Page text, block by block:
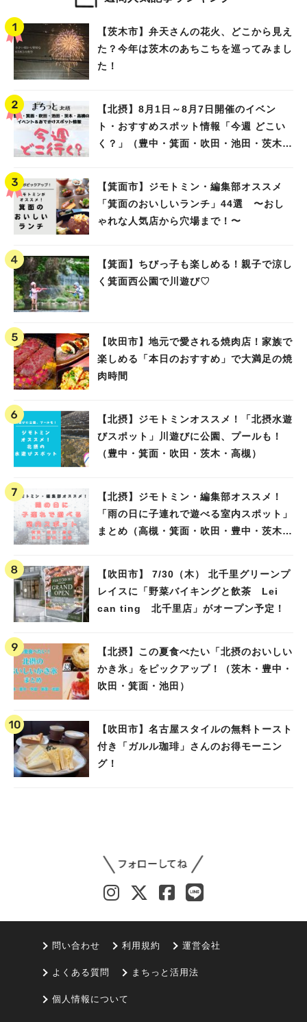
【茨木市】弁天さんの花火、どこから見え
た？今年は茨木のあちこちを巡ってみまし
た！
【北摂】8月1日～8月7日開催のイベン
ト・おすすめスポット情報「今週 どこい
く？」（豊中・箕面・吹田・池田・茨木・
【箕面市】ジモトミン・編集部オススメ
「箕面のおいしいランチ」44選 〜おし
ゃれな人気店から穴場まで！〜
【箕面】ちびっ子も楽しめる！親子で涼し
く箕面西公園で川遊び♡
【吹田市】地元で愛される焼肉店！家族で
楽しめる「本日のおすすめ」で大満足の焼
肉時間
【北摂】ジモトミンオススメ！「北摂水遊
びスポット」川遊びに公園、プールも！
（豊中・箕面・吹田・茨木・高槻）
【北摂】ジモトミン・編集部オススメ！
「雨の日に子連れで遊べる室内スポット」
まとめ（高槻・箕面・吹田・豊中・茨木・
【吹田市】 7/30（木） 北千里グリーンプ
レイスに「野菜バイキングと飲茶 Lei
can ting 北千里店」がオープン予定！
【北摂】この夏食べたい「北摂のおいしい
かき氷」をピックアップ！（茨木・豊中・
吹田・箕面・池田）
【吹田市】名古屋スタイルの無料トースト
付き「ガルル珈琲」さんのお得モーニン
グ！
問い合わせ 利用規約 運営会社
よくある質問 まちっと活用法
個人情報について